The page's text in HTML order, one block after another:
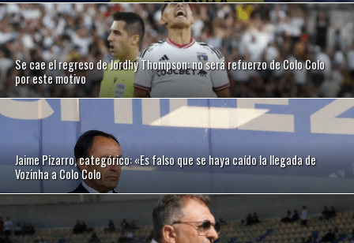
Se cae el regreso de Jordhy Thompson: no será refuerzo de Colo Colo
por este motivo
Jaime Pizarro, categórico: «Es falso que se haya caído la llegada de
Vozinha a Colo Colo